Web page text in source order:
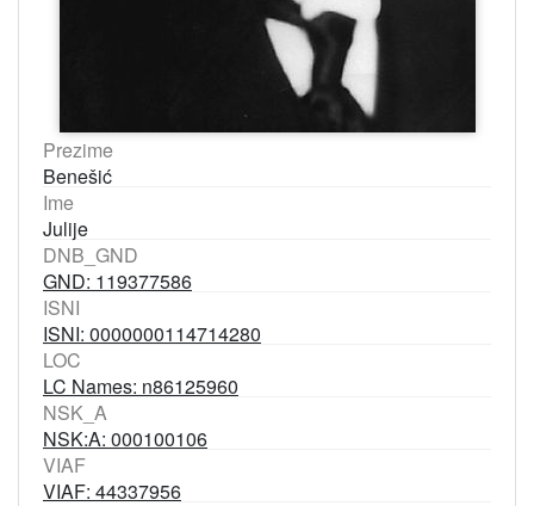
Prezime
Benešić
Ime
Julije
DNB_GND
GND: 119377586
ISNI
ISNI: 0000000114714280
LOC
LC Names: n86125960
NSK_A
NSK:A: 000100106
VIAF
VIAF: 44337956